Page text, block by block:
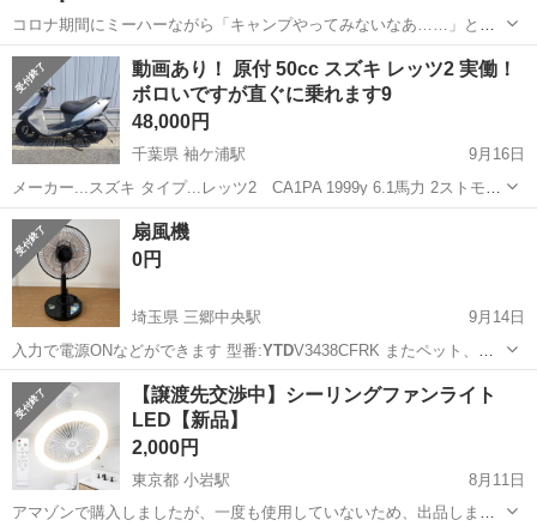
コロナ期間にミーハーながら「キャンプやってみないなあ……」と言
うときに、頂いたものです。 その後、熱が冷めてしまって、使わずに
ずっと眠らせていたのですが、引っ越しを機に格安でお譲りいたしま
す。 ★オリーブとブラックの2つ...
大阪 大阪市 大阪上本町駅 アウトドア
動画あり！ 原付 50cc スズキ レッツ2 実働！
ボロいですが直ぐに乗れます9
48,000円
千葉県 袖ケ浦駅
9月16日
メーカー...スズキ タイプ...レッツ2 CA1PA 1999y 6.1馬力 2ストモデ
ルで速いです！ 登録書類あり、鍵あり サイドスタンド付き！ ハンド
千葉 木更津市 袖ケ浦駅
扇風機
0円
埼玉県 三郷中央駅
9月14日
入力で電源ONなどができます 型番:YTDV3438CFRK またペット、喫
煙…
埼玉 三郷市 三郷中央駅 季節、空調家電
【譲渡先交渉中】シーリングファンライト
LED【新品】
2,000円
東京都 小岩駅
8月11日
アマゾンで購入しましたが、一度も使用していないため、出品しま